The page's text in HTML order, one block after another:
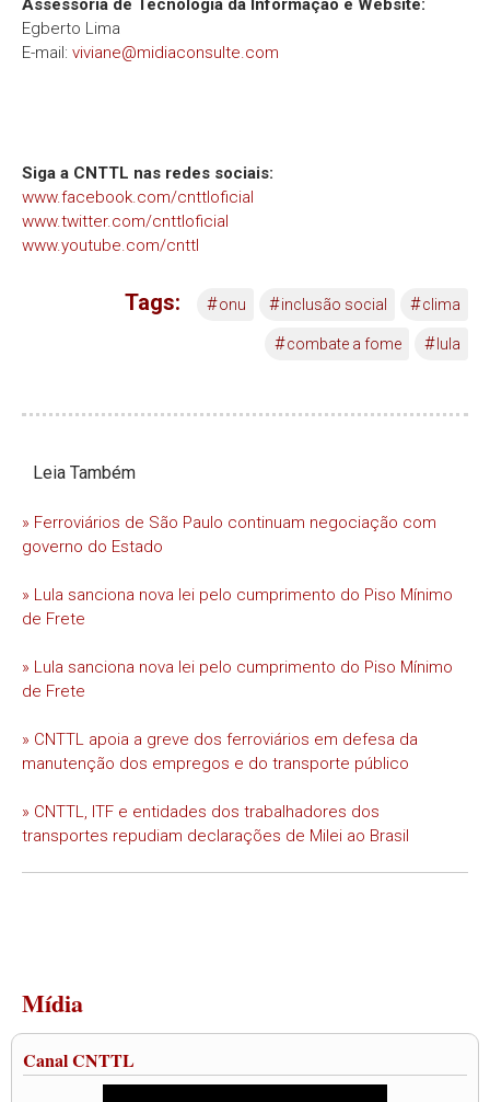
Assessoria de Tecnologia da Informação e Website:
Egberto Lima
E-mail: viviane@midiaconsulte.com
Siga a CNTTL nas redes sociais:
www.facebook.com/cnttloficial
www.twitter.com/cnttloficial
www.youtube.com/cnttl
Tags: #onu #inclusão social #clima
#combate a fome # lula
Leia Também
» Ferroviários de São Paulo continuam negociação com
governo do Estado
» Lula sanciona nova lei pelo cumprimento do Piso Mínimo
de Frete
» Lula sanciona nova lei pelo cumprimento do Piso Mínimo
de Frete
» CNTTL apoia a greve dos ferroviários em defesa da
manutenção dos empregos e do transporte público
» CNTTL, ITF e entidades dos trabalhadores dos
transportes repudiam declarações de Milei ao Brasil
Mídia
Canal CNTTL